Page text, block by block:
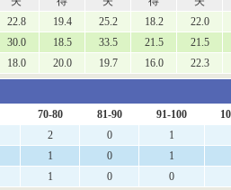
22.8 19.4 25.2 18.2
22.0
30.0 18.5 33.5 21.5
21.5
18.0 20.0 19.7 16.0 22.3
70-80 81-90 91-100
2 0
1
1 0
1
1 0 0